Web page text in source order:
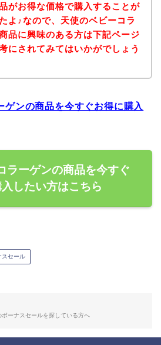
がお得な価格で購入することが
よ♪なので、天使のベビーコラ
品に興味のある方は下記ページ
にされてみてはいかがでしょう
ゲンの商品を今すぐお得に購入
ラーゲンの商品を今すぐ
したい方はこちら
スセール
ーナスセールを探している方へ